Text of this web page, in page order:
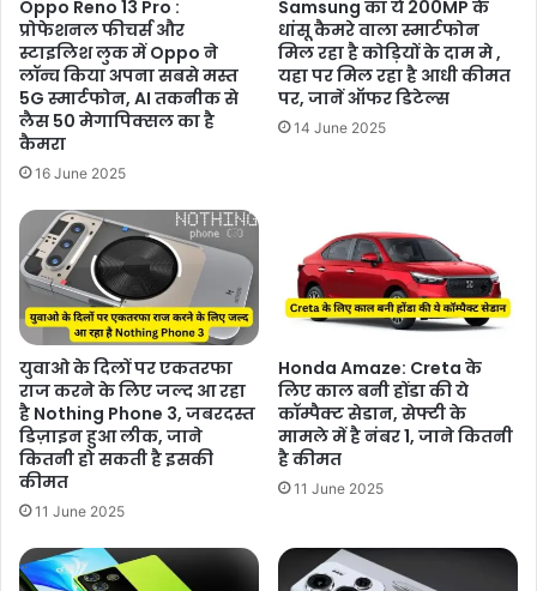
Oppo Reno 13 Pro :
प्रोफेशनल फीचर्स और
स्टाइलिश लुक में Oppo ने
लॉन्च किया अपना सबसे मस्त
5G स्मार्टफोन, AI तकनीक से
लैस 50 मेगापिक्सल का है
कैमरा
16 June 2025
Samsung का ये 200MP के
धांसू कैमरे वाला स्मार्टफोन
मिल रहा है कोड़ियों के दाम मे ,
यहा पर मिल रहा है आधी कीमत
पर, जानें ऑफर डिटेल्स
14 June 2025
युवाओ के दिलों पर एकतरफा
राज करने के लिए जल्द आ रहा
है Nothing Phone 3, जबरदस्त
डिज़ाइन हुआ लीक, जाने
कितनी हो सकती है इसकी
कीमत
11 June 2025
Honda Amaze: Creta के
लिए काल बनी होंडा की ये
कॉम्पैक्ट सेडान, सेफ्टी के
मामले में है नंबर 1, जाने कितनी
है कीमत
11 June 2025